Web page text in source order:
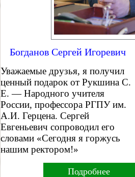
Богданов Сергей Игоревич
Уважаемые друзья, я получил
ценный подарок от Рукшина С.
Е. — Народного учителя
России, профессора РГПУ им.
А.И. Герцена. Сергей
Евгеньевич сопроводил его
словами «Сегодня я горжусь
нашим ректором!»
Подробнее